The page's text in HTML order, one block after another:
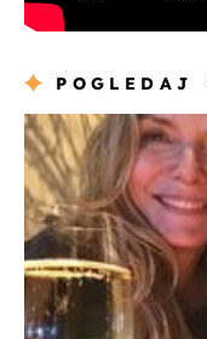
POGLEDAJ